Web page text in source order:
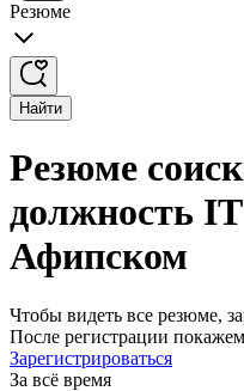
Резюме
Найти
Резюме
должность
Афипском
Чтобы видеть все резюме,
После регистрации
Зарегистрироваться
За всё время